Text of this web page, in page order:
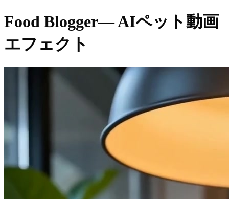
Food Blogger— AIペット動画
エフェクト